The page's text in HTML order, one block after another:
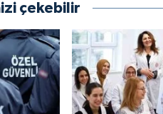
çekebilir